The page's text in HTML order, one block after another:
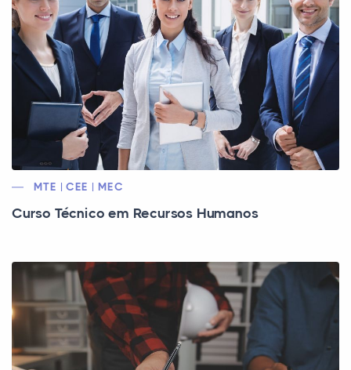
MTE | CEE | MEC
Curso Técnico em Recursos Humanos